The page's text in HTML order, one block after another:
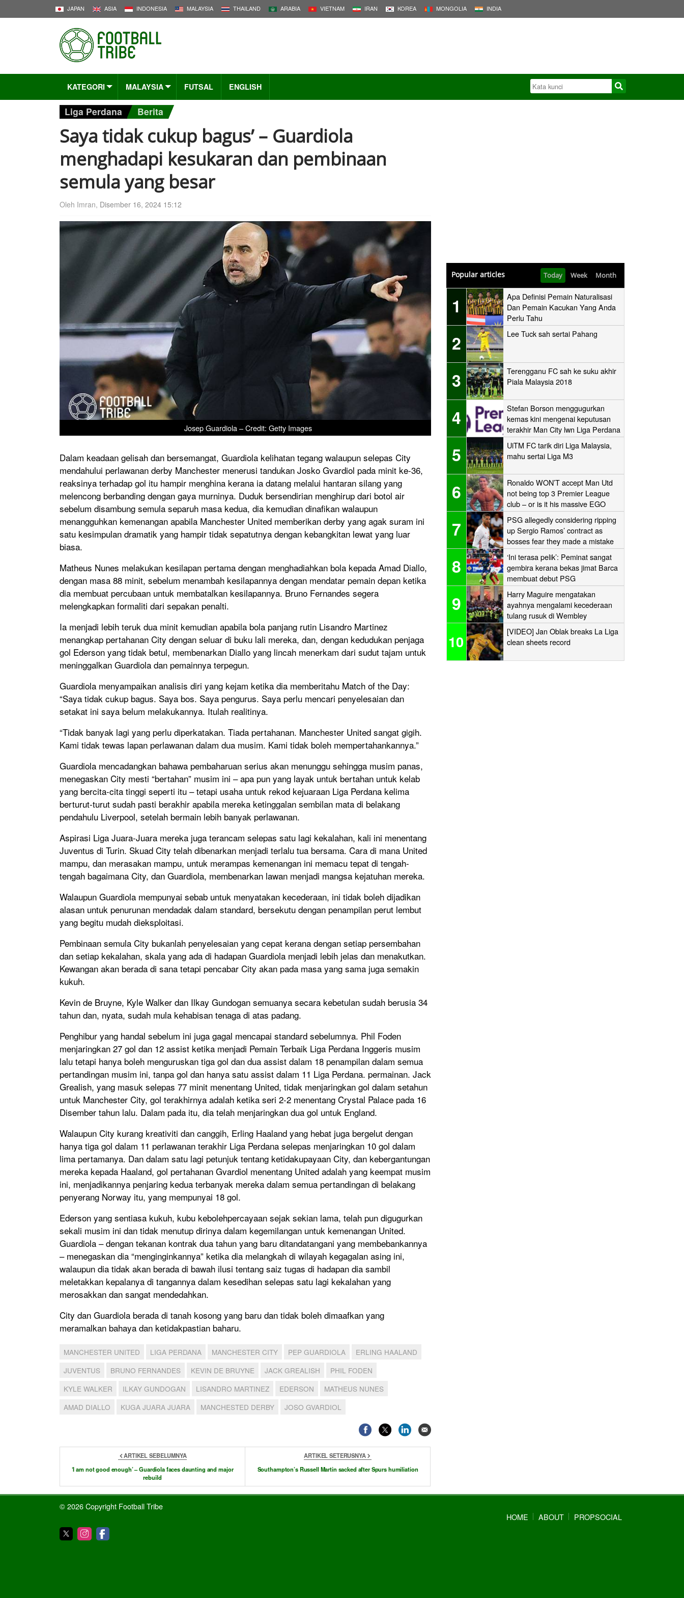
JAPAN ASIA INDONESIA MALAYSIA THAILAND ARABIA VIETNAM IRAN KOREA MONGOLIA INDIA
KATEGORI MALAYSIA FUTSAL ENGLISH
Liga Perdana Berita
Saya tidak cukup bagus’ – Guardiola
menghadapi kesukaran dan pembinaan
semula yang besar
Oleh Imran, Disember 16, 2024 15:12
Josep Guardiola – Credit: Getty Images
Dalam keadaan gelisah dan bersemangat, Guardiola kelihatan tegang walaupun selepas City
mendahului perlawanan derby Manchester menerusi tandukan Josko Gvardiol pada minit ke-36,
reaksinya terhadap gol itu hampir menghina kerana ia datang melalui hantaran silang yang
melencong berbanding dengan gaya murninya. Duduk bersendirian menghirup dari botol air
sebelum disambung semula separuh masa kedua, dia kemudian dinafikan walaupun
menangguhkan kemenangan apabila Manchester United memberikan derby yang agak suram ini
satu kesimpulan dramatik yang hampir tidak sepatutnya dengan kebangkitan lewat yang luar
biasa.
Matheus Nunes melakukan kesilapan pertama dengan menghadiahkan bola kepada Amad Diallo,
dengan masa 88 minit, sebelum menambah kesilapannya dengan mendatar pemain depan ketika
dia membuat percubaan untuk membatalkan kesilapannya. Bruno Fernandes segera
melengkapkan formaliti dari sepakan penalti.
Ia menjadi lebih teruk dua minit kemudian apabila bola panjang rutin Lisandro Martinez
menangkap pertahanan City dengan seluar di buku lali mereka, dan, dengan kedudukan penjaga
gol Ederson yang tidak betul, membenarkan Diallo yang lincah menerkam dari sudut tajam untuk
meninggalkan Guardiola dan pemainnya terpegun.
Guardiola menyampaikan analisis diri yang kejam ketika dia memberitahu Match of the Day:
“Saya tidak cukup bagus. Saya bos. Saya pengurus. Saya perlu mencari penyelesaian dan
setakat ini saya belum melakukannya. Itulah realitinya.
“Tidak banyak lagi yang perlu diperkatakan. Tiada pertahanan. Manchester United sangat gigih.
Kami tidak tewas lapan perlawanan dalam dua musim. Kami tidak boleh mempertahankannya.”
Guardiola mencadangkan bahawa pembaharuan serius akan menunggu sehingga musim panas,
menegaskan City mesti “bertahan” musim ini – apa pun yang layak untuk bertahan untuk kelab
yang bercita-cita tinggi seperti itu – tetapi usaha untuk rekod kejuaraan Liga Perdana kelima
berturut-turut sudah pasti berakhir apabila mereka ketinggalan sembilan mata di belakang
pendahulu Liverpool, setelah bermain lebih banyak perlawanan.
Aspirasi Liga Juara-Juara mereka juga terancam selepas satu lagi kekalahan, kali ini menentang
Juventus di Turin. Skuad City telah dibenarkan menjadi terlalu tua bersama. Cara di mana United
mampu, dan merasakan mampu, untuk merampas kemenangan ini memacu tepat di tengah-
tengah bagaimana City, dan Guardiola, membenarkan lawan menjadi mangsa kejatuhan mereka.
Walaupun Guardiola mempunyai sebab untuk menyatakan kecederaan, ini tidak boleh dijadikan
alasan untuk penurunan mendadak dalam standard, bersekutu dengan penampilan perut lembut
yang begitu mudah dieksploitasi.
Pembinaan semula City bukanlah penyelesaian yang cepat kerana dengan setiap persembahan
dan setiap kekalahan, skala yang ada di hadapan Guardiola menjadi lebih jelas dan menakutkan.
Kewangan akan berada di sana tetapi pencabar City akan pada masa yang sama juga semakin
kukuh.
Kevin de Bruyne, Kyle Walker dan Ilkay Gundogan semuanya secara kebetulan sudah berusia 34
tahun dan, nyata, sudah mula kehabisan tenaga di atas padang.
Penghibur yang handal sebelum ini juga gagal mencapai standard sebelumnya. Phil Foden
menjaringkan 27 gol dan 12 assist ketika menjadi Pemain Terbaik Liga Perdana Inggeris musim
lalu tetapi hanya boleh menguruskan tiga gol dan dua assist dalam 18 penampilan dalam semua
pertandingan musim ini, tanpa gol dan hanya satu assist dalam 11 Liga Perdana. permainan. Jack
Grealish, yang masuk selepas 77 minit menentang United, tidak menjaringkan gol dalam setahun
untuk Manchester City, gol terakhirnya adalah ketika seri 2-2 menentang Crystal Palace pada 16
Disember tahun lalu. Dalam pada itu, dia telah menjaringkan dua gol untuk England.
Walaupun City kurang kreativiti dan canggih, Erling Haaland yang hebat juga bergelut dengan
hanya tiga gol dalam 11 perlawanan terakhir Liga Perdana selepas menjaringkan 10 gol dalam
lima pertamanya. Dan dalam satu lagi petunjuk tentang ketidakupayaan City, dan kebergantungan
mereka kepada Haaland, gol pertahanan Gvardiol menentang United adalah yang keempat musim
ini, menjadikannya penjaring kedua terbanyak mereka dalam semua pertandingan di belakang
penyerang Norway itu, yang mempunyai 18 gol.
Ederson yang sentiasa kukuh, kubu kebolehpercayaan sejak sekian lama, telah pun digugurkan
sekali musim ini dan tidak menutup dirinya dalam kegemilangan untuk kemenangan United.
Guardiola – dengan tekanan kontrak dua tahun yang baru ditandatangani yang membebankannya
– menegaskan dia “menginginkannya” ketika dia melangkah di wilayah kegagalan asing ini,
walaupun dia tidak akan berada di bawah ilusi tentang saiz tugas di hadapan dia sambil
meletakkan kepalanya di tangannya dalam kesedihan selepas satu lagi kekalahan yang
merosakkan dan sangat mendedahkan.
City dan Guardiola berada di tanah kosong yang baru dan tidak boleh dimaafkan yang
meramalkan bahaya dan ketidakpastian baharu.
MANCHESTER UNITED LIGA PERDANA MANCHESTER CITY PEP GUARDIOLA
ERLING HAALAND
JUVENTUS
BRUNO FERNANDES KEVIN DE BRUYNE JACK GREALISH
PHIL FODEN
KYLE WALKER
ILKAY GUNDOGAN LISANDRO MARTINEZ EDERSON
MATHEUS NUNES
AMAD DIALLO
KUGA JUARA JUARA MANCHESTED DERBY JOSO GVARDIOL
ARTIKEL SEBELUMNYA
‘I am not good enough’ – Guardiola faces daunting and major
rebuild
ARTIKEL SETERUSNYA
Southampton’s Russell Martin sacked after Spurs humiliation
Popular articles Today Week Month
1
Apa Definisi Pemain Naturalisasi
Dan Pemain Kacukan Yang Anda
Perlu Tahu
2 Lee Tuck sah sertai Pahang
3
Terengganu FC sah ke suku akhir
Piala Malaysia 2018
4
Stefan Borson menggugurkan
kemas kini mengenai keputusan
terakhir Man City lwn Liga Perdana
5
UiTM FC tarik diri Liga Malaysia,
mahu sertai Liga M3
6
Ronaldo WON’T accept Man Utd
not being top 3 Premier League
club – or is it his massive EGO
speaking?
7
PSG allegedly considering ripping
up Sergio Ramos’ contract as
bosses fear they made a mistake
signing the Real Madrid icon
8
‘Ini terasa pelik’: Peminat sangat
gembira kerana bekas jimat Barca
membuat debut PSG
9
Harry Maguire mengatakan
ayahnya mengalami kecederaan
tulang rusuk di Wembley
‘stampede’
10
[VIDEO] Jan Oblak breaks La Liga
clean sheets record
© 2026 Copyright Football Tribe
HOME
ABOUT PROPSOCIAL